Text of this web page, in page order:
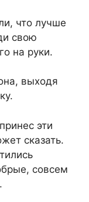
что лучше
свою
на руки.
выходя
эти
сказать.
совсем